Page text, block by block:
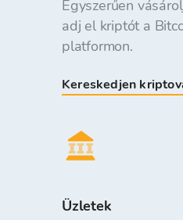
Egyszerűen
adj el kriptót a
platformon.
Kereskedjen
Üzletek